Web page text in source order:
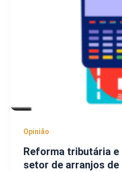
Opinião
Reforma tributária e
setor de arranjos de